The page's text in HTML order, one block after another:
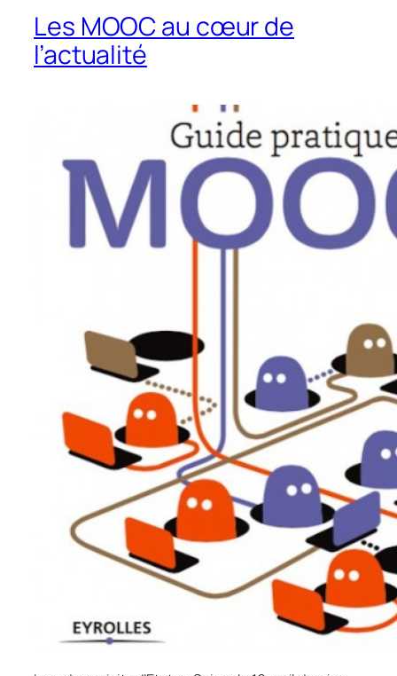
Les MOOC au cœur de
l’actualité